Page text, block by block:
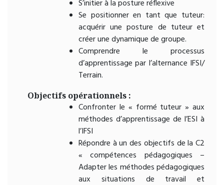
S’initier à la posture réflexive
Se positionner en tant que tuteur:
acquérir une posture de tuteur et
créer une dynamique de groupe.
Comprendre le processus
d’apprentissage par l’alternance IFSI/
Terrain.
Objectifs opérationnels :
Confronter le « formé tuteur » aux
méthodes d’apprentissage de l’ESI à
l’IFSI
Répondre à un des objectifs de la C2
« compétences pédagogiques –
Adapter les méthodes pédagogiques
aux situations de travail et